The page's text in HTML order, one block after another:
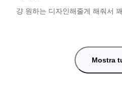
걍 원하는 디자인해줄게 해줘서
Mostra